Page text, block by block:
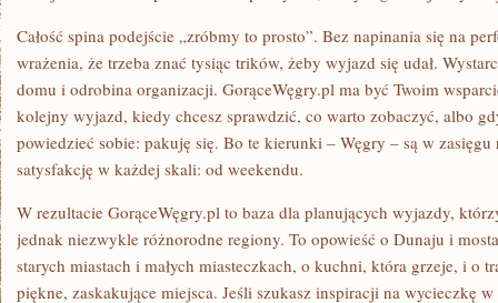
Całość spina podejście „zróbmy to prosto”. Bez napinania się na
wrażenia, że trzeba znać tysiąc trików, żeby wyjazd się udał.
domu i odrobina organizacji. GorąceWęgry.pl ma być Twoim
kolejny wyjazd, kiedy chcesz sprawdzić, co warto zobaczyć, albo
powiedzieć sobie: pakuję się. Bo te kierunki – Węgry – są w
satysfakcję w każdej skali: od weekendu.
W rezultacie GorąceWęgry.pl to baza dla planujących wyjazdy,
jednak niezwykle różnorodne regiony. To opowieść o Dunaju i
starych miastach i małych miasteczkach, o kuchni, która grzeje, i o
piękne, zaskakujące miejsca. Jeśli szukasz inspiracji na wycieczkę